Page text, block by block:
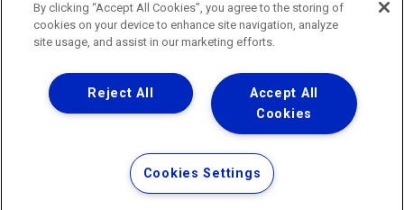
Uma empresa
Copyright ® 2026 - Todos os Direitos Reservados.
Nossa natureza movimenta a vida
Termos Gerais de Uso de Sites e Aplicativos
Política de Privacidade e Proteção de Dados
By clicking “Accept All Cookies”, you agree to the storing of
cookies on your device to enhance site navigation, analyze
site usage, and assist in our marketing efforts.
Accept All
Cookies
Reject All
Cookies Settings